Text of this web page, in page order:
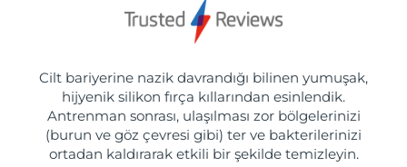
Cilt bariyerine nazik davrandığı bilinen yumuşak,
hijyenik silikon fırça kıllarından esinlendik.
Antrenman sonrası, ulaşılması zor bölgelerinizi
(burun ve göz çevresi gibi) ter ve bakterilerinizi
ortadan kaldırarak etkili bir şekilde temizleyin.